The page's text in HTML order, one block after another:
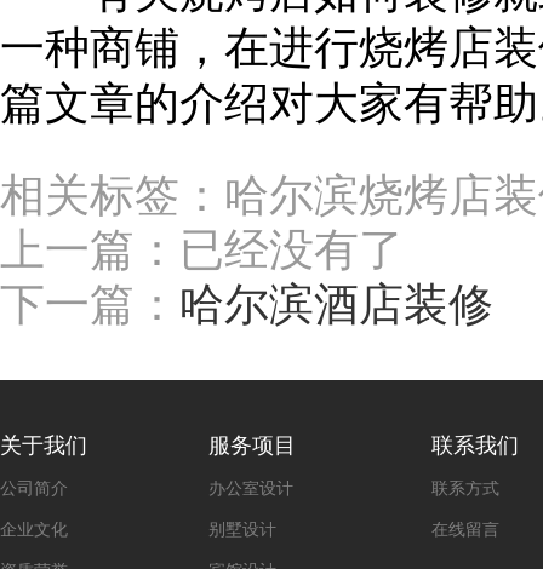
一种商铺，在进行烧烤店
篇文章的介绍对大家有帮
相关标签：哈尔滨烧烤店
上一篇：已经没有了
下一篇： 哈尔滨酒店装修
关于我们
公司简介
企业文化
服务项目
办公室设计
别墅设计
联系我们
联系方式
在线留言